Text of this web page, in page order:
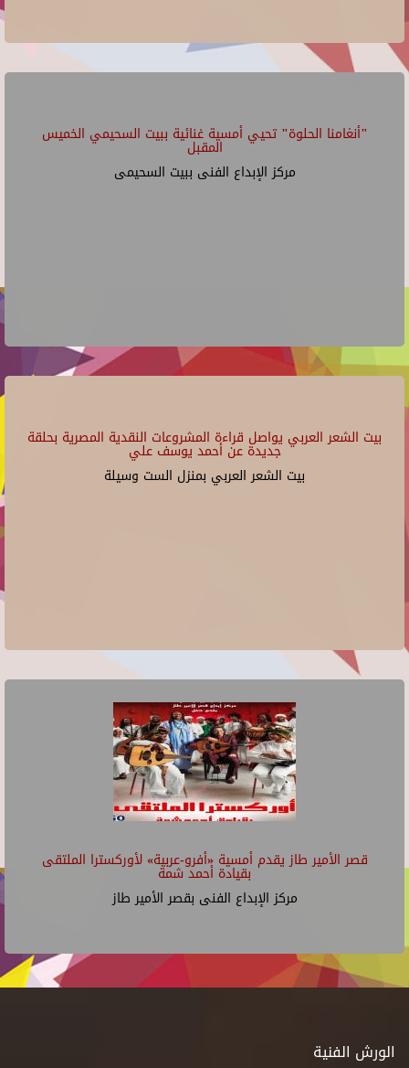
"أنغامنا الحلوة" تحيي أمسية غنائية ببيت السحيمي الخميس
المقبل
مركز الإبداع الفنى ببيت السحيمى
بيت الشعر العربي يواصل قراءة المشروعات النقدية المصرية بحلقة
جديدة عن أحمد يوسف علي
بيت الشعر العربي بمنزل الست وسيلة
قصر الأمير طاز يقدم أمسية «أفرو-عربية» لأوركسترا الملتقى
بقيادة أحمد شمة
مركز الإبداع الفنى بقصر الأمير طاز
الورش الفنية